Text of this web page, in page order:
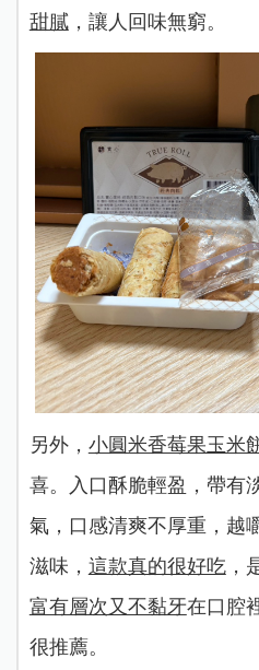
甜膩，讓人回味無窮。
另外， 小圓米香莓果玉米
喜。入口酥脆輕盈，帶有
氣，口感清爽不厚重，越
滋味， 這款真的很好吃，
富有層次又不黏牙在口腔
很推薦。